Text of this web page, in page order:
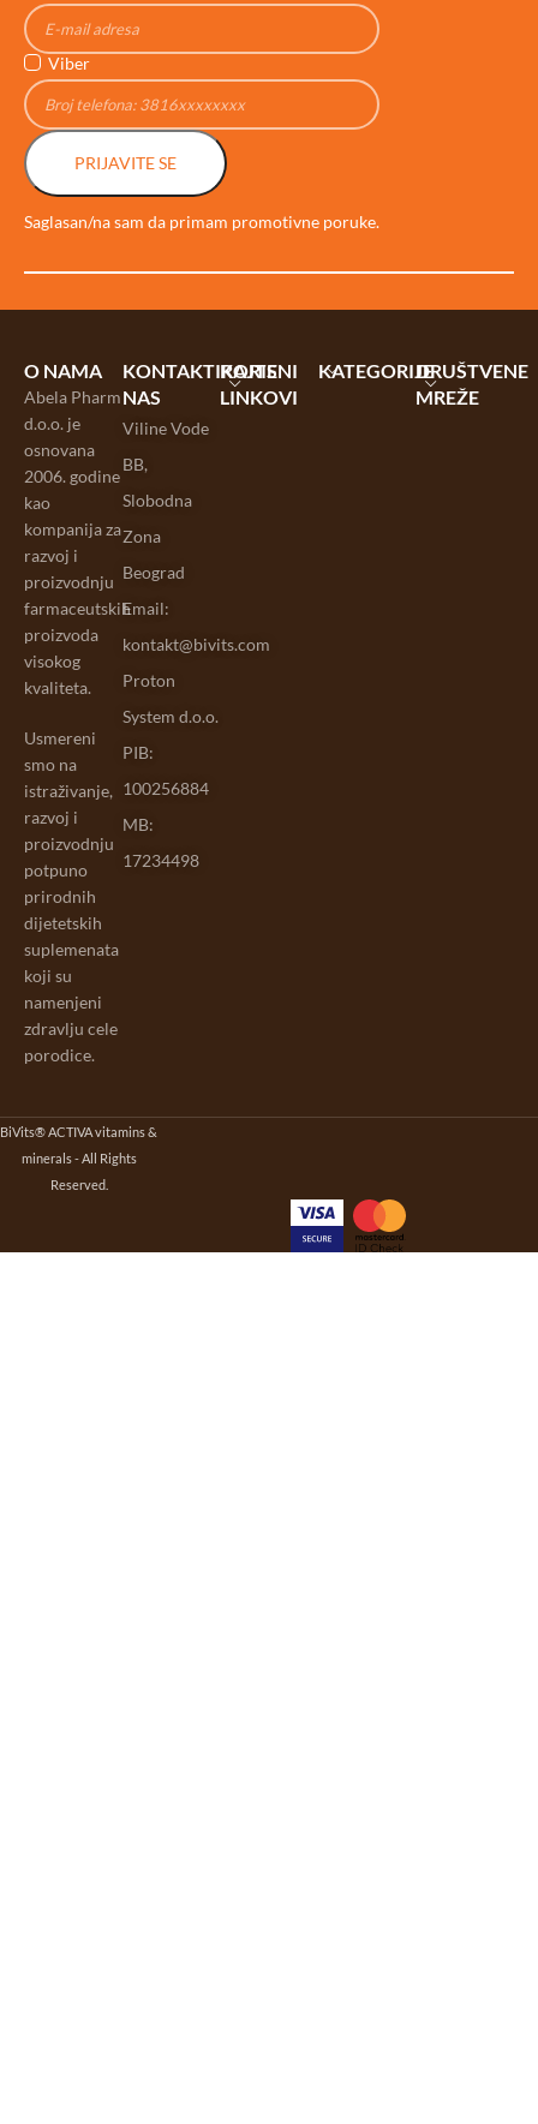
Viber
PRIJAVITE SE
Saglasan/na sam da primam promotivne poruke.
O NAMA
Abela Pharm
d.o.o. je
osnovana
2006. godine
kao
kompanija za
razvoj i
proizvodnju
farmaceutskih
proizvoda
visokog
kvaliteta.
Usmereni
smo na
istraživanje,
razvoj i
proizvodnju
potpuno
prirodnih
dijetetskih
suplemenata
koji su
namenjeni
zdravlju cele
porodice.
KONTAKTIRAJTE
NAS
Viline Vode
BB,
Slobodna
Zona
Beograd
Email:
kontakt@bivits.com
Proton
System d.o.o.
PIB:
100256884
MB:
17234498
KORISNI
LINKOVI
KATEGORIJEDRUŠTVENE
MREŽE
BiVits® ACTIVA vitamins &
minerals - All Rights
Reserved.